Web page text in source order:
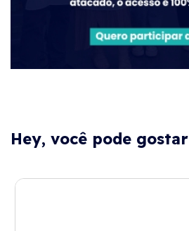
Hey, você pode gostar